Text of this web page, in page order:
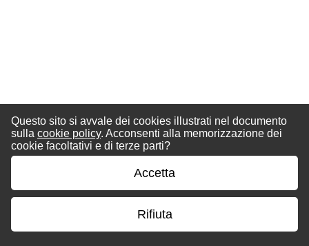
Questo sito si avvale dei cookies illustrati nel documento
sulla cookie policy. Acconsenti alla memorizzazione dei
cookie facoltativi e di terze parti?
Accetta
Rifiuta